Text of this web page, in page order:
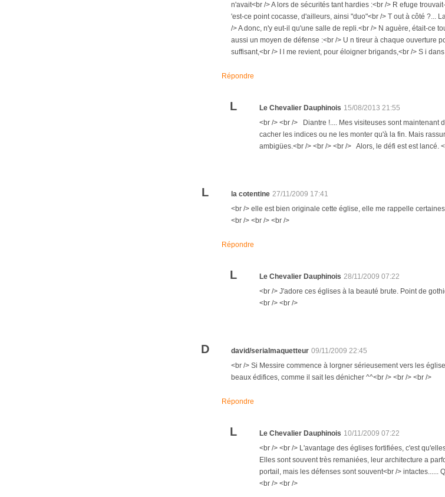
n'avait<br /> A lors de sécurités tant hardies :<br /> R efuge
'est-ce point cocasse, d'ailleurs, ainsi "duo"<br /> T out à côté ?...
/> A donc, n'y eut-il qu'une salle de repli.<br /> N aguère, était-ce
aussi un moyen de défense :<br /> U n tireur à chaque ouverture
suffisant,<br /> I l me revient, pour éloigner brigands,<br /> S i
Répondre
L Le Chevalier Dauphinois 15/08/2013 21:55
<br /> <br /> Diantre !.... Mes visiteuses sont maintenant
cacher les indices ou ne les monter qu'à la fin. Mais
ambigües.<br /> <br /> <br /> Alors, le défi est est lancé.
L la cotentine 27/11/2009 17:41
<br /> elle est bien originale cette église, elle me rappelle
<br /> <br /> <br />
Répondre
L Le Chevalier Dauphinois 28/11/2009 07:22
<br /> J'adore ces églises à la beauté brute. Point de
<br /> <br />
D david/serialmaquetteur 09/11/2009 22:45
<br /> Si Messire commence à lorgner sérieusement vers les
beaux édifices, comme il sait les dénicher ^^<br /> <br /> <br />
Répondre
L Le Chevalier Dauphinois 10/11/2009 07:22
<br /> <br /> L'avantage des églises fortifiées, c'est
Elles sont souvent très remaniées, leur architecture a
portail, mais les défenses sont souvent<br />
<br /> <br />